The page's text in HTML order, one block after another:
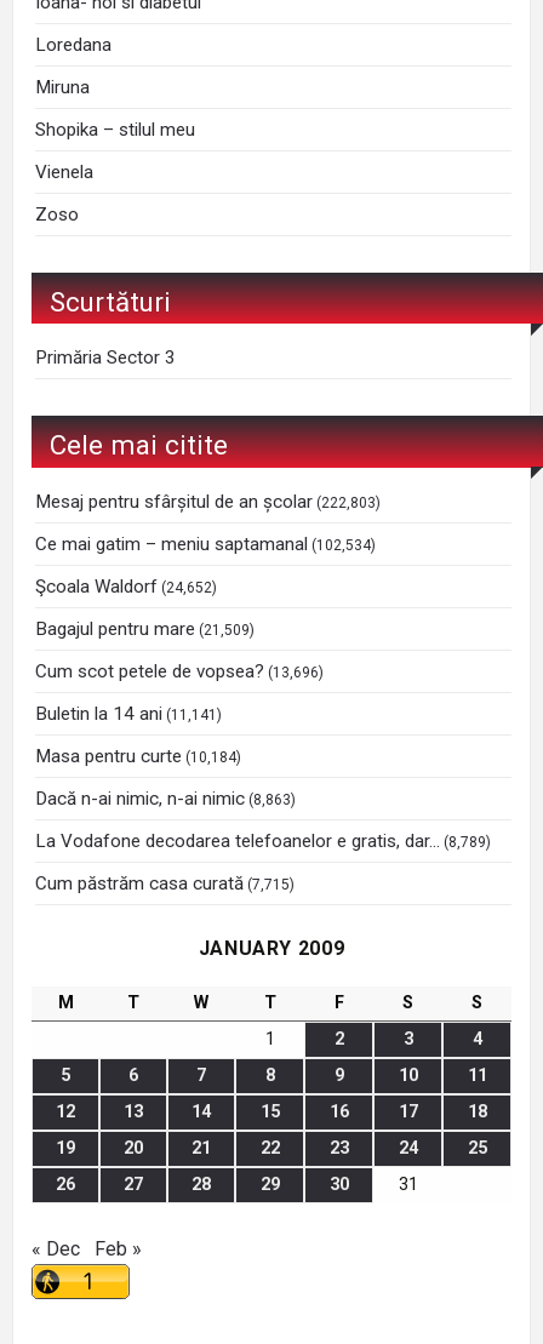
Loredana
Miruna
Shopika – stilul meu
Vienela
Zoso
Scurtături
Primăria Sector 3
Cele mai citite
Mesaj pentru sfârșitul de an școlar (222,803)
Ce mai gatim – meniu saptamanal (102,534)
Şcoala Waldorf (24,652)
Bagajul pentru mare (21,509)
Cum scot petele de vopsea? (13,696)
Buletin la 14 ani (11,141)
Masa pentru curte (10,184)
Dacă n-ai nimic, n-ai nimic (8,863)
La Vodafone decodarea telefoanelor e gratis, dar… (8,789)
Cum păstrăm casa curată (7,715)
JANUARY 2009
M T W T F S
S
1
2 3
4
5
6 7 8 9 10
11
12
13 14 15 16 17
18
19
20 21 22 23 24
25
26
27 28 29 30 31
« Dec Feb »